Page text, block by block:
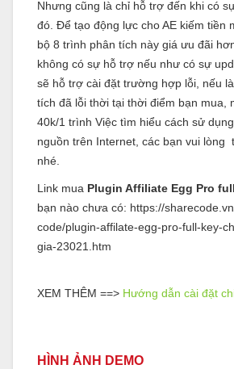
Nhưng cũng là chỉ hỗ trợ đến khi có
đó. Để tạo động lực cho AE kiếm tiền
bộ 8 trình phân tích này giá ưu đãi
không có sự hỗ trợ nếu như có sự
sẽ hỗ trợ cài đặt trường hợp lỗi, nếu
tích đã lỗi thời tại thời điểm bạn mua,
40k/1 trình Việc tìm hiểu cách sử
nguồn trên Internet, các bạn vui lòng
nhé.
Link mua Plugin Affiliate Egg Pro
bạn nào chưa có: https://
code/plugin-affilate-egg-pro-full-key-
gia-23021.htm
XEM THÊM ==> Hướng dẫn cài đặt
HÌNH ẢNH DEMO